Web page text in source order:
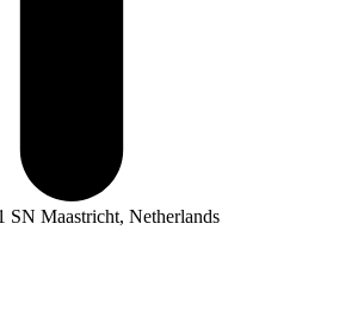
SN Maastricht, Netherlands